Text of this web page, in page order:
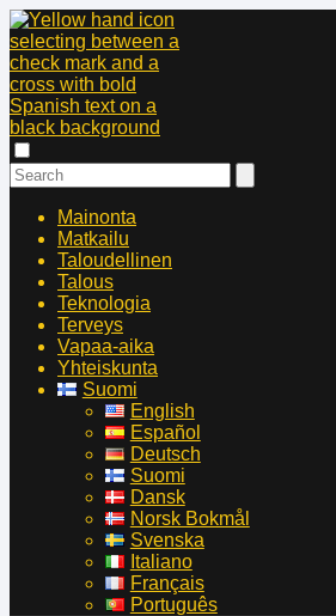
Mainonta
Matkailu
Taloudellinen
Talous
Teknologia
Terveys
Vapaa-aika
Yhteiskunta
Suomi
English
Español
Deutsch
Suomi
Dansk
Norsk Bokmål
Svenska
Italiano
Français
Português